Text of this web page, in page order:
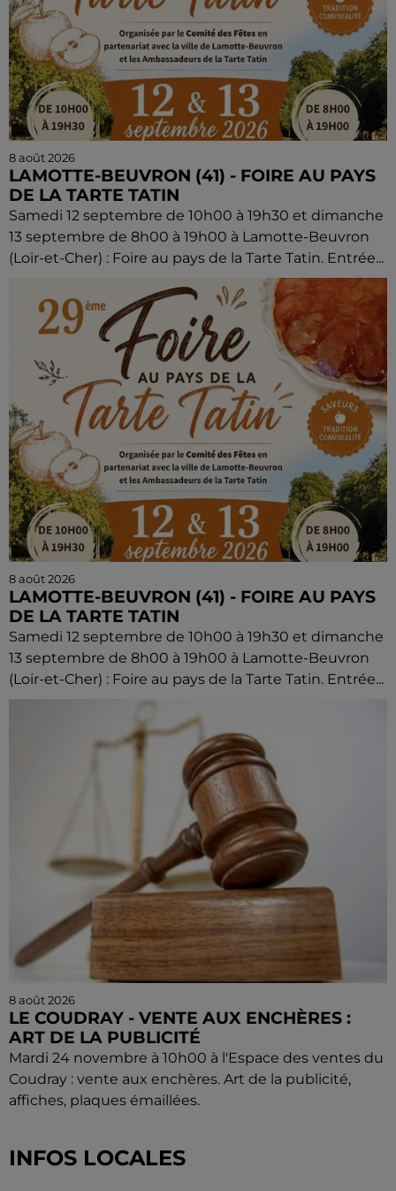
8 août 2026
LAMOTTE-BEUVRON (41) - FOIRE AU PAYS
DE LA TARTE TATIN
Samedi 12 septembre de 10h00 à 19h30 et dimanche
13 septembre de 8h00 à 19h00 à Lamotte-Beuvron
(Loir-et-Cher) : Foire au pays de la Tarte Tatin. Entrée...
8 août 2026
LAMOTTE-BEUVRON (41) - FOIRE AU PAYS
DE LA TARTE TATIN
Samedi 12 septembre de 10h00 à 19h30 et dimanche
13 septembre de 8h00 à 19h00 à Lamotte-Beuvron
(Loir-et-Cher) : Foire au pays de la Tarte Tatin. Entrée...
8 août 2026
LE COUDRAY - VENTE AUX ENCHÈRES :
ART DE LA PUBLICITÉ
Mardi 24 novembre à 10h00 à l'Espace des ventes du
Coudray : vente aux enchères. Art de la publicité,
affiches, plaques émaillées.
INFOS LOCALES